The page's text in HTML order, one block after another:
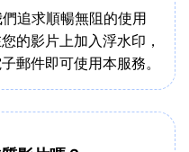
追求順暢無阻的使用
的影片上加入浮水印，
郵件即可使用本服務。